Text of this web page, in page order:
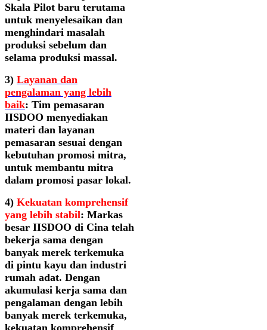
Skala Pilot baru terutama
untuk menyelesaikan dan
menghindari masalah
produksi sebelum dan
selama produksi massal.
3) Layanan dan
pengalaman yang lebih
baik: Tim pemasaran
IISDOO menyediakan
materi dan layanan
pemasaran sesuai dengan
kebutuhan promosi mitra,
untuk membantu mitra
dalam promosi pasar lokal.
4) Kekuatan komprehensif
yang lebih stabil: Markas
besar IISDOO di Cina telah
bekerja sama dengan
banyak merek terkemuka
di pintu kayu dan industri
rumah adat. Dengan
akumulasi kerja sama dan
pengalaman dengan lebih
banyak merek terkemuka,